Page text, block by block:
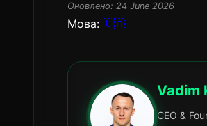
Оновлено: 24 June 2026
Мова: 🇺🇦
Vadim
CEO &